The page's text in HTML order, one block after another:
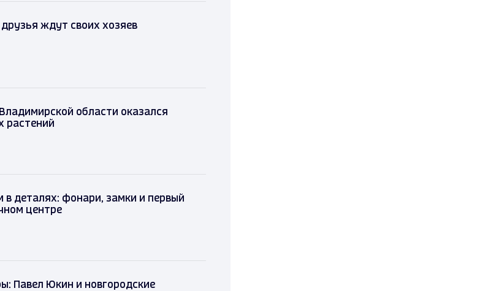
ждут своих хозяев
области оказался
растений
деталях: фонари, замки и первый
центре
Павел Юкин и новгородские